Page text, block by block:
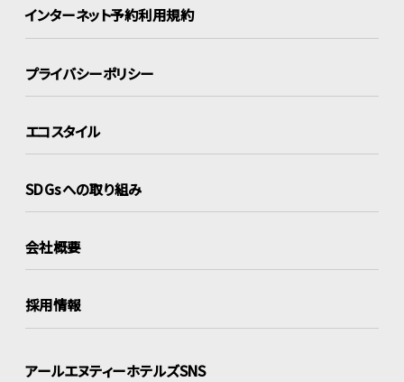
インターネット予約利用規約
プライバシーポリシー
エコスタイル
SDGsへの取り組み
会社概要
採用情報
アールエヌティーホテルズSNS